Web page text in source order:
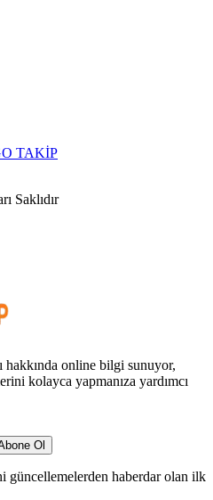
TAKİP
Saklıdır
hakkında online bilgi sunuyor,
kolayca yapmanıza yardımcı
Ol
güncellemelerden haberdar olan ilk